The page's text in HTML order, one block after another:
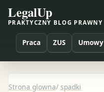
LegalUp
PRAKTYCZNY BLOG PRAWNY
Praca ZUS Umowy
Strona glowna/ spadki